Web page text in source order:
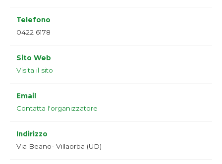
Telefono
0422 6178
Sito Web
Visita il sito
Email
Contatta l'organizzatore
Indirizzo
Via Beano- Villaorba (UD)